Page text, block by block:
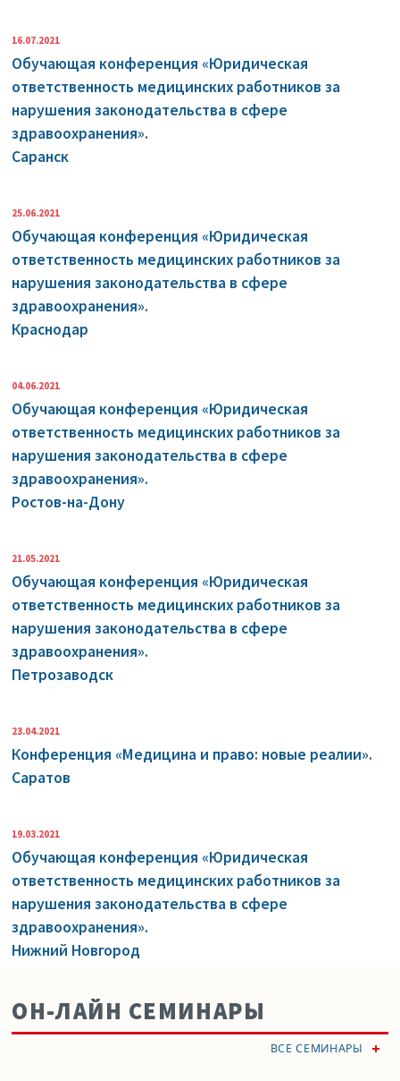
16.07.2021
Обучающая конференция «Юридическая
ответственность медицинских работников за
нарушения законодательства в сфере
здравоохранения».
Саранск
25.06.2021
Обучающая конференция «Юридическая
ответственность медицинских работников за
нарушения законодательства в сфере
здравоохранения».
Краснодар
04.06.2021
Обучающая конференция «Юридическая
ответственность медицинских работников за
нарушения законодательства в сфере
здравоохранения».
Ростов-на-Дону
21.05.2021
Обучающая конференция «Юридическая
ответственность медицинских работников за
нарушения законодательства в сфере
здравоохранения».
Петрозаводск
23.04.2021
Конференция «Медицина и право: новые реалии».
Саратов
19.03.2021
Обучающая конференция «Юридическая
ответственность медицинских работников за
нарушения законодательства в сфере
здравоохранения».
Нижний Новгород
ОН-ЛАЙН СЕМИНАРЫ
ВСЕ СЕМИНАРЫ